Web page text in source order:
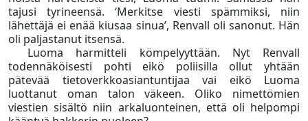
tajusi tyrineensä. ‘Merkitse viesti spämmiksi, niin
lähettäjä ei enää kiusaa sinua’, Renvall oli sanonut. Hän
oli paljastanut itsensä.
Luoma harmitteli kömpelyyttään. Nyt Renvall
todennäköisesti pohti eikö poliisilla ollut yhtään
pätevää tietoverkkoasiantuntijaa vai eikö Luoma
luottanut oman talon väkeen. Oliko nimettömien
viestien sisältö niin arkaluonteinen, että oli helpompi